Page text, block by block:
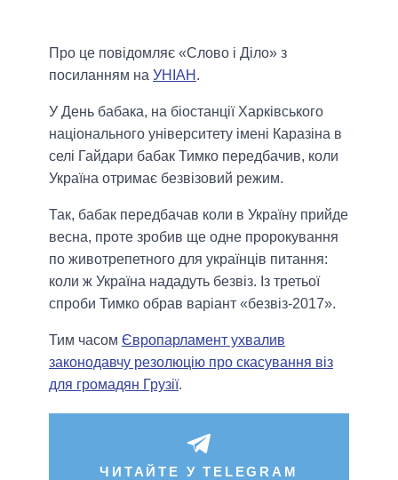
Про це повідомляє «Слово і Діло» з
посиланням на УНІАН .
У День бабака, на біостанції Харківського
національного університету імені Каразіна в
селі Гайдари бабак Тимко передбачив, коли
Україна отримає безвізовий режим.
Так, бабак передбачав коли в Україну прийде
весна, проте зробив ще одне пророкування
по животрепетного для українців питання:
коли ж Україна нададуть безвіз. Із третьої
спроби Тимко обрав варіант «безвіз-2017».
Тим часом Європарламент ухвалив
законодавчу резолюцію про скасування віз
для громадян Грузії.
ЧИТАЙТЕ У TELEGRAM